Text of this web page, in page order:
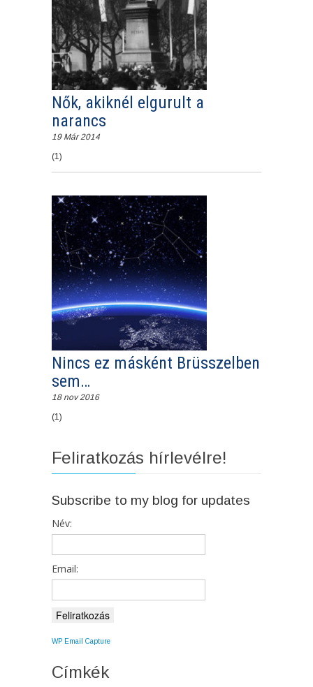
Nők, akiknél elgurult a
narancs
19 Már 2014
(1)
Nincs ez másként Brüsszelben
sem…
18 nov 2016
(1)
Feliratkozás hírlevélre!
Subscribe to my blog for updates
Név:
Email:
WP Email Capture
Címkék